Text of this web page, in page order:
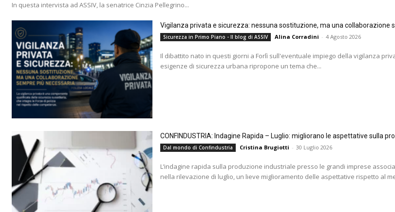
In questa intervista ad ASSIV, la senatrice Cinzia Pellegrino...
Vigilanza privata e sicurezza: nessuna sostituzione, ma una collaborazione
Sicurezza in Primo Piano - Il blog di ASSIV Alina Corradini - 4 Agosto 2026
Il dibattito nato in questi giorni a Forlì sull'eventuale impiego della vigilanza
esigenze di sicurezza urbana ripropone un tema che...
CONFINDUSTRIA: Indagine Rapida – Luglio: migliorano le aspettative sulla
Dal mondo di Confindustria Cristina Brugiotti - 30 Luglio 2026
L’indagine rapida sulla produzione industriale presso le grandi imprese
nella rilevazione di luglio, un lieve miglioramento delle aspettative rispetto al